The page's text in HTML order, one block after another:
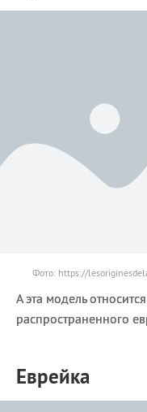
Фото: https://
А эта модель
распространенного
Еврейка